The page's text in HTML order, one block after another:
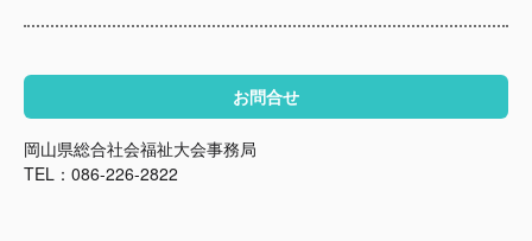
お問合せ
岡山県総合社会福祉大会事務局
TEL：086-226-2822